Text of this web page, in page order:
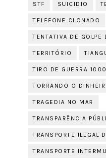
STF SUICIDIO
TELEFONE CLONADO
TENTATIVA DE GOLPE
TERRITÓRIO
TIRO DE GUERRA
TORRANDO O
TRAGEDIA NO MAR
TRANSPARÊNCIA
TRANSPORTE ILEGAL
TRANSPORTE